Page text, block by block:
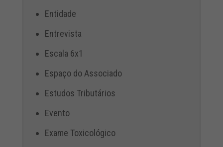
Entidade
Entrevista
Escala 6x1
Espaço do Associado
Estudos Tributários
Evento
Exame Toxicológico